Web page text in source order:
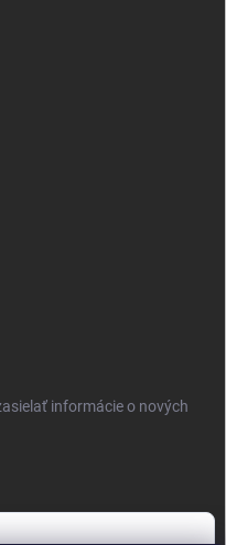
informácie o nových